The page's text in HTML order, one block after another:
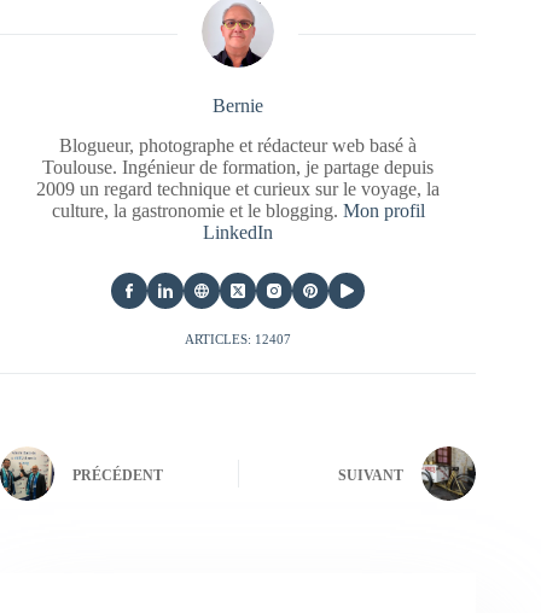
Bernie
Blogueur, photographe et rédacteur web basé à
Toulouse. Ingénieur de formation, je partage depuis
2009 un regard technique et curieux sur le voyage, la
culture, la gastronomie et le blogging. Mon profil
LinkedIn
ARTICLES: 12407
PRÉCÉDENT SUIVANT